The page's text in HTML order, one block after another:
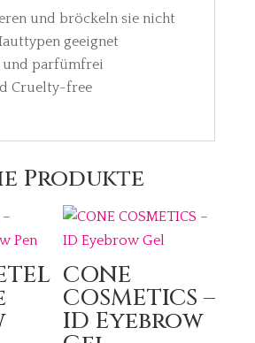
und bröckeln sie nicht
geeignet
und parfümfrei
Cruelty-free
Produkte
CONE
COSMETICS –
ID Eyebrow